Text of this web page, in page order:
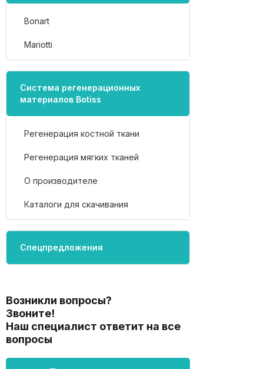
Bonart
Mariotti
Система регенерационных
материалов Botiss
Регенерация костной ткани
Регенерация мягких тканей
О производителе
Каталоги для скачивания
Спецпредложения
Возникли вопросы?
Звоните!
Наш специалист ответит на все
вопросы